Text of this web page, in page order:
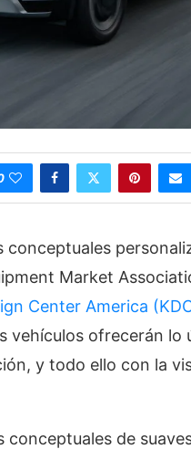
Market
Center America
vehículos ofrecerán lo
y todo ello con la
de